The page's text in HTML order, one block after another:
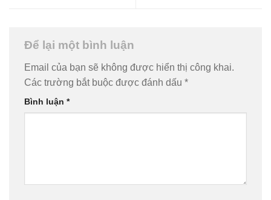
Để lại một bình luận
Email của bạn sẽ không được hiển thị công khai.
Các trường bắt buộc được đánh dấu *
Bình luận *